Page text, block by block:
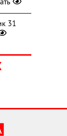
31